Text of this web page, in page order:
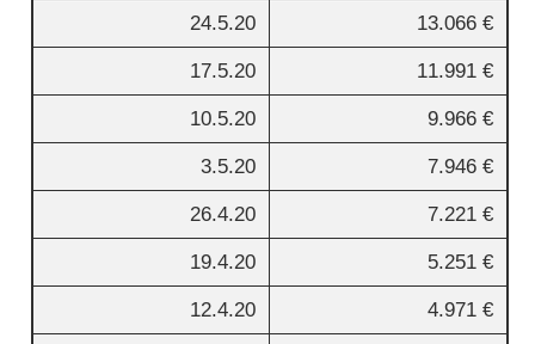
24.5.20 13.066 €
17.5.20 11.991 €
10.5.20 9.966 €
3.5.20 7.946 €
26.4.20 7.221 €
19.4.20 5.251 €
12.4.20 4.971 €